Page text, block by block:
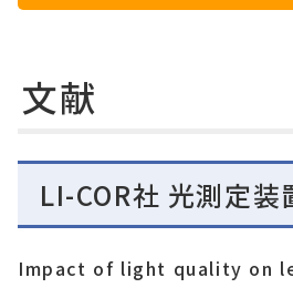
文献
LI-COR社 光測定
Impact of light quality on